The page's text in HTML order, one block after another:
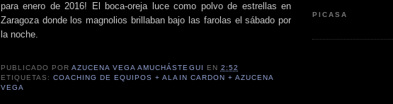
para enero de 2016! El boca-oreja luce como polvo de estrellas en
Zaragoza donde los magnolios brillaban bajo las farolas el sábado por
la noche.
PUBLICADO PORAZUCENA VEGA AMUCHÁSTEGUI EN 2:52
ETIQUETAS:COACHING DE EQUIPOS + ALAIN CARDON + AZUCENA
VEGA
PICASA